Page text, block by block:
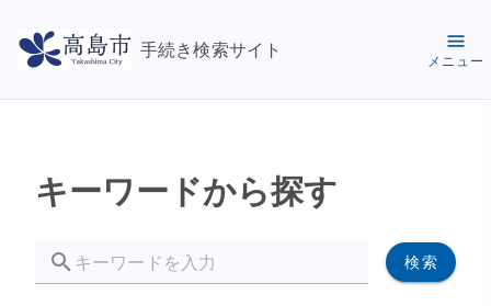
手続き検索サイト
メニュー
キーワードから探す
検索